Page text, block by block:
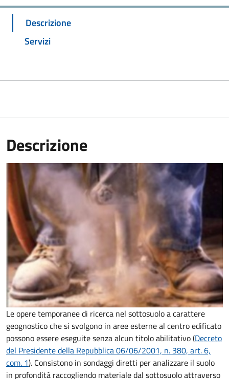
Descrizione
Servizi
Descrizione
Le opere temporanee di ricerca nel sottosuolo a carattere
geognostico che si svolgono in aree esterne al centro edificato
possono essere eseguite senza alcun titolo abilitativo(Decreto
del Presidente della Repubblica 06/06/2001, n. 380, art. 6,
com. 1). Consistono in sondaggi diretti per analizzare il suolo
in profondità raccogliendo materiale dal sottosuolo attraverso